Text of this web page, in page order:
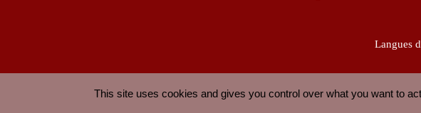
Langues
This site uses cookies and gives you control over what you want to